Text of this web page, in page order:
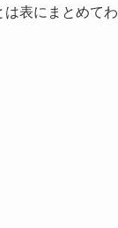
表にまとめてわ